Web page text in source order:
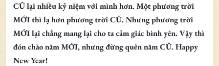
CŨ lại nhiều kỷ niệm với mình hơn. Một phương trời
MỚI thì lạ hơn phương trời CŨ. Nhưng phương trời
MỚI lại chẳng mang lại cho ta cảm giác bình yên. Vậy thì
đón chào năm MỚI, nhưng đừng quên năm CŨ. Happy
New Year!